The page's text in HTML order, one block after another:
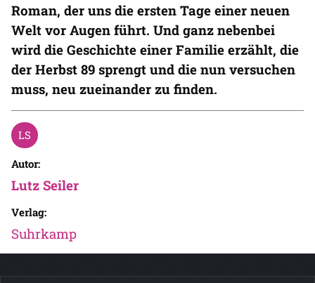
Roman, der uns die ersten Tage einer neuen
Welt vor Augen führt. Und ganz nebenbei
wird die Geschichte einer Familie erzählt, die
der Herbst 89 sprengt und die nun versuchen
muss, neu zueinander zu finden.
Autor:
Lutz Seiler
Verlag:
Suhrkamp